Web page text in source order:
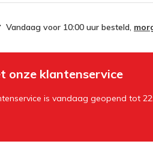
Vandaag voor 10:00 uur besteld,
onze klantenservice
is vandaag geopend tot